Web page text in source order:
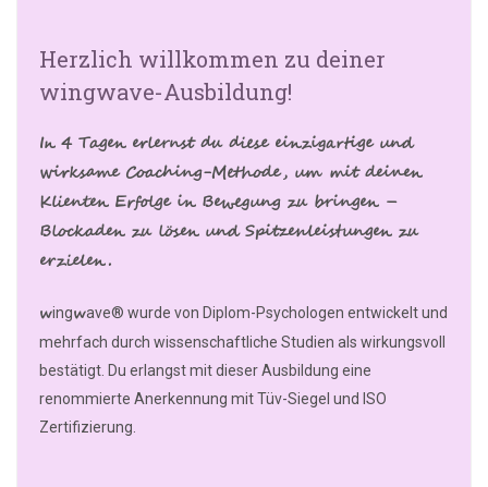
Herzlich willkommen zu deiner
wingwave-Ausbildung!
In 4 Tagen erlernst du diese einzigartige und
wirksame Coaching-Methode, um mit deinen
Klienten Erfolge in Bewegung zu bringen –
Blockaden zu lösen und Spitzenleistungen zu
erzielen.
wingwave® wurde von Diplom-Psychologen entwickelt und
mehrfach durch wissenschaftliche Studien als wirkungsvoll
bestätigt. Du erlangst mit dieser Ausbildung eine
renommierte Anerkennung mit Tüv-Siegel und ISO
Zertifizierung.